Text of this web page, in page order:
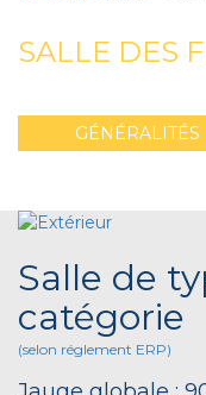
SALLE DES
GÉNÉRALITÉS
Salle de
catégorie
(selon réglement ERP)